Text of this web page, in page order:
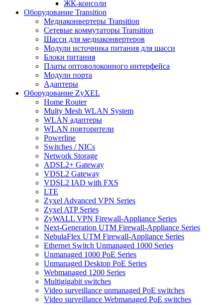
ЖК-консоли
Оборудование Transition
Медиаконвертеры Transition
Сетевые коммутаторы Transition
Шасси для медиаконвертеров
Модули источника питания для шасси
Блоки питания
Платы оптоволоконного интерфейса
Модули порта
Адаптеры
Оборудование ZyXEL
Home Router
Multy Mesh WLAN System
WLAN адаптеры
WLAN повторители
Powerline
Switches / NICs
Network Storage
ADSL2+ Gateway
VDSL2 Gateway
VDSL2 IAD with FXS
LTE
Zyxel Advanced VPN Series
Zyxel ATP Series
ZyWALL VPN Firewall-Appliance Series
Next-Generation UTM Firewall-Appliance Series
NebulaFlex UTM Firewall-Appliance Series
Ethernet Switch Unmanaged 1000 Series
Unmanaged 1000 PoE Series
Unmanaged Desktop PoE Series
Webmanaged 1200 Series
Multigigabit switches
Video surveillance unmanaged PoE switches
Video surveillance Webmanaged PoE switches